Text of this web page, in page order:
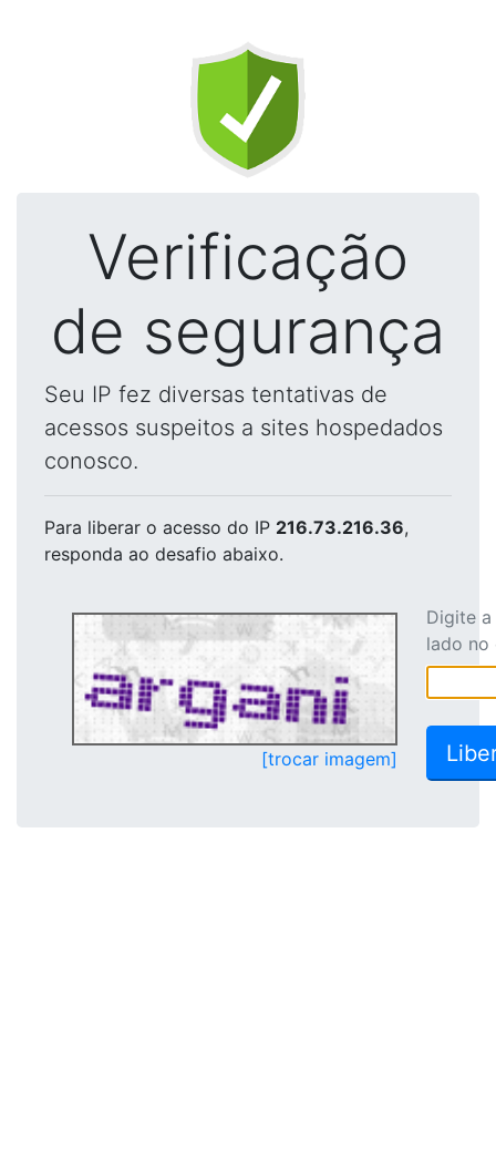
Verificação
de segurança
Seu IP fez diversas tentativas de
acessos suspeitos a sites hospedados
conosco.
Para liberar o acesso do IP 216.73.216.36,
responda ao desafio abaixo.
[trocar imagem]
Digite
lado no